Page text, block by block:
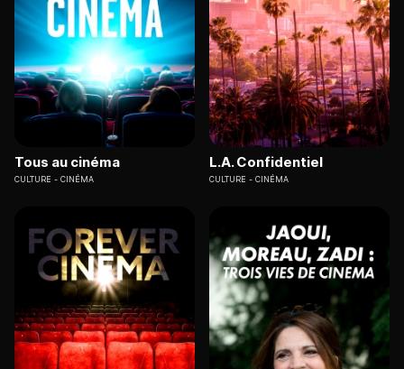
Tous au cinéma
CULTURE CINÉMA
L.A. Confidentiel
CULTURE CINÉMA